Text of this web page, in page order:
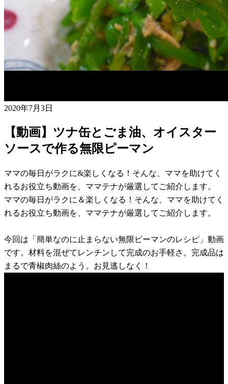
2020年7月3日
【動画】ツナ缶とごま油、オイスター
ソースで作る無限ピーマン
ママの毎日がラクに&楽しくなる！そんな、ママを助けてく
れるお役立ち動画を、ママテナが厳選してご紹介します。
ママの毎日がラクに＆楽しくなる！そんな、ママを助けてく
れるお役立ち動画を、ママテナが厳選してご紹介します。
今回は「簡単なのに止まらない無限ピーマンのレシピ」動画
です。材料を混ぜてレンチンして完成のお手軽さ。完成品は
まるで青椒肉絲のよう。お見逃しなく！